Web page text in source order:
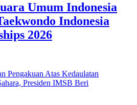
Umum Indonesia
Indonesia
2026